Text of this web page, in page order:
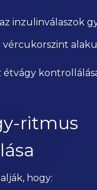
inzulinválaszok
vércukorszint
étvágy
ritmus
hogy: